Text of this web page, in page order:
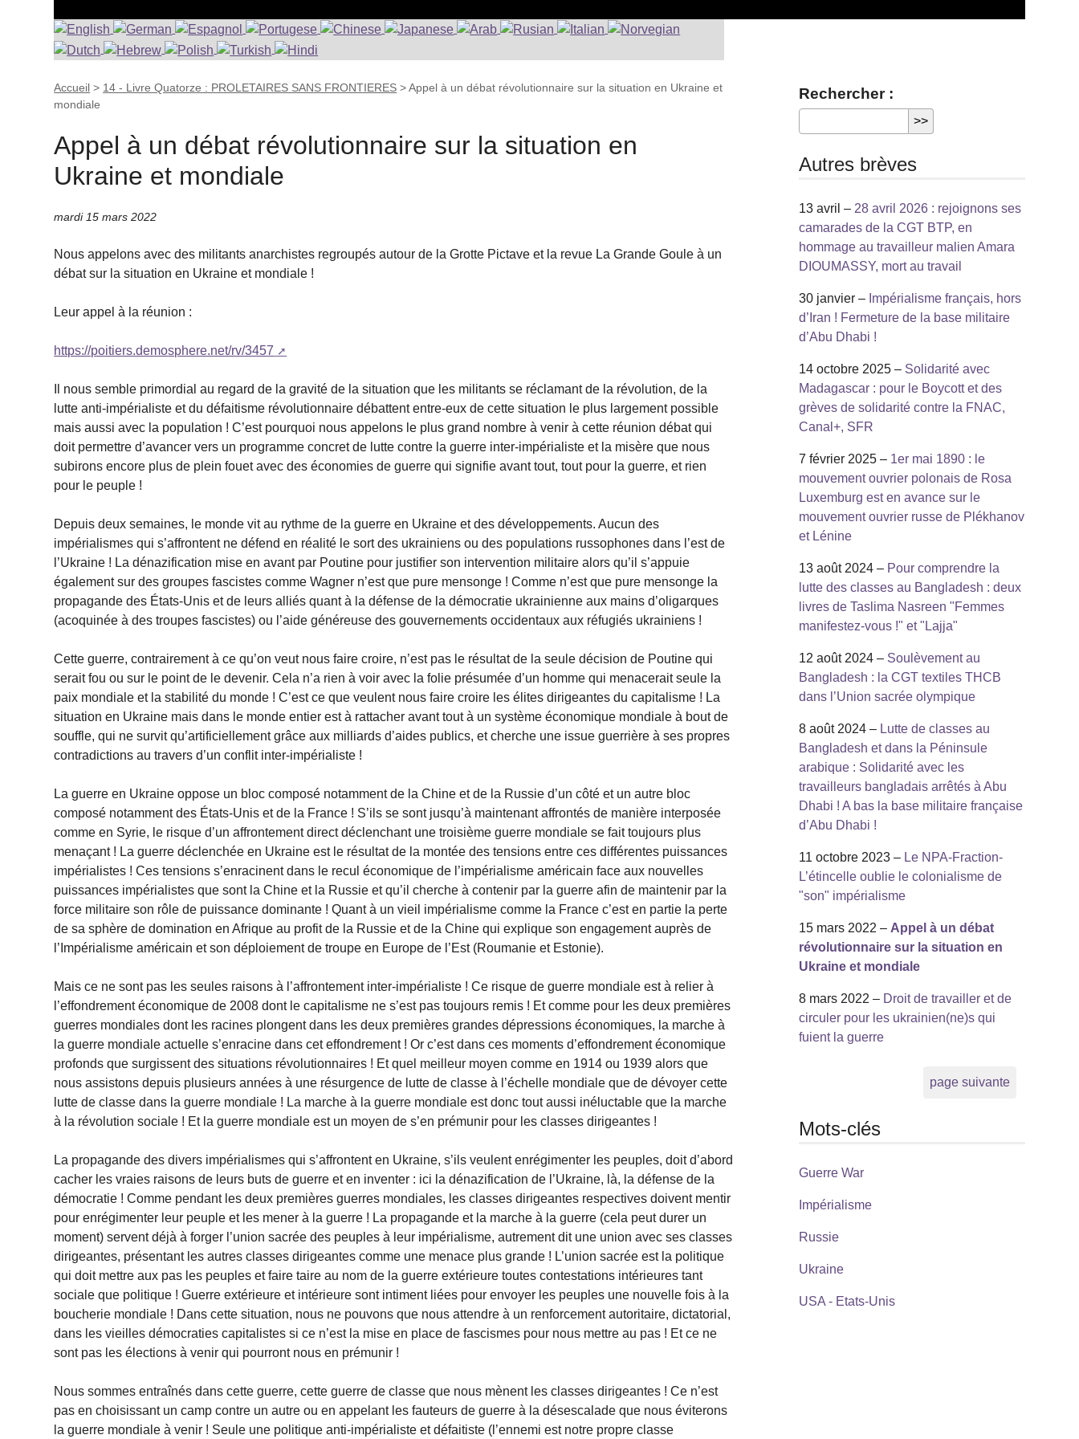
Accueil > 14 - Livre Quatorze : PROLETAIRES SANS FRONTIERES >Appel à un débat révolutionnaire sur la situation en Ukraine et
mondiale
Appel à un débat révolutionnaire sur la situation en
Ukraine et mondiale
mardi 15 mars 2022
Nous appelons avec des militants anarchistes regroupés autour de la Grotte Pictave et la revue La Grande Goule à un
débat sur la situation en Ukraine et mondiale !
Leur appel à la réunion :
https://poitiers.demosphere.net/rv/3457
Il nous semble primordial au regard de la gravité de la situation que les militants se réclamant de la révolution, de la
lutte anti-impérialiste et du défaitisme révolutionnaire débattent entre-eux de cette situation le plus largement possible
mais aussi avec la population ! C’est pourquoi nous appelons le plus grand nombre à venir à cette réunion débat qui
doit permettre d’avancer vers un programme concret de lutte contre la guerre inter-impérialiste et la misère que nous
subirons encore plus de plein fouet avec des économies de guerre qui signifie avant tout, tout pour la guerre, et rien
pour le peuple !
Depuis deux semaines, le monde vit au rythme de la guerre en Ukraine et des développements. Aucun des
impérialismes qui s’affrontent ne défend en réalité le sort des ukrainiens ou des populations russophones dans l’est de
l’Ukraine ! La dénazification mise en avant par Poutine pour justifier son intervention militaire alors qu’il s’appuie
également sur des groupes fascistes comme Wagner n’est que pure mensonge ! Comme n’est que pure mensonge la
propagande des États-Unis et de leurs alliés quant à la défense de la démocratie ukrainienne aux mains d’oligarques
(acoquinée à des troupes fascistes) ou l’aide généreuse des gouvernements occidentaux aux réfugiés ukrainiens !
Cette guerre, contrairement à ce qu’on veut nous faire croire, n’est pas le résultat de la seule décision de Poutine qui
serait fou ou sur le point de le devenir. Cela n’a rien à voir avec la folie présumée d’un homme qui menacerait seule la
paix mondiale et la stabilité du monde ! C’est ce que veulent nous faire croire les élites dirigeantes du capitalisme ! La
situation en Ukraine mais dans le monde entier est à rattacher avant tout à un système économique mondiale à bout de
souffle, qui ne survit qu’artificiellement grâce aux milliards d’aides publics, et cherche une issue guerrière à ses propres
contradictions au travers d’un conflit inter-impérialiste !
La guerre en Ukraine oppose un bloc composé notamment de la Chine et de la Russie d’un côté et un autre bloc
composé notamment des États-Unis et de la France ! S’ils se sont jusqu’à maintenant affrontés de manière interposée
comme en Syrie, le risque d’un affrontement direct déclenchant une troisième guerre mondiale se fait toujours plus
menaçant ! La guerre déclenchée en Ukraine est le résultat de la montée des tensions entre ces différentes puissances
impérialistes ! Ces tensions s’enracinent dans le recul économique de l’impérialisme américain face aux nouvelles
puissances impérialistes que sont la Chine et la Russie et qu’il cherche à contenir par la guerre afin de maintenir par la
force militaire son rôle de puissance dominante ! Quant à un vieil impérialisme comme la France c’est en partie la perte
de sa sphère de domination en Afrique au profit de la Russie et de la Chine qui explique son engagement auprès de
l’Impérialisme américain et son déploiement de troupe en Europe de l’Est (Roumanie et Estonie).
Mais ce ne sont pas les seules raisons à l’affrontement inter-impérialiste ! Ce risque de guerre mondiale est à relier à
l’effondrement économique de 2008 dont le capitalisme ne s’est pas toujours remis ! Et comme pour les deux premières
guerres mondiales dont les racines plongent dans les deux premières grandes dépressions économiques, la marche à
la guerre mondiale actuelle s’enracine dans cet effondrement ! Or c’est dans ces moments d’effondrement économique
profonds que surgissent des situations révolutionnaires ! Et quel meilleur moyen comme en 1914 ou 1939 alors que
nous assistons depuis plusieurs années à une résurgence de lutte de classe à l’échelle mondiale que de dévoyer cette
lutte de classe dans la guerre mondiale ! La marche à la guerre mondiale est donc tout aussi inéluctable que la marche
à la révolution sociale ! Et la guerre mondiale est un moyen de s’en prémunir pour les classes dirigeantes !
La propagande des divers impérialismes qui s’affrontent en Ukraine, s’ils veulent enrégimenter les peuples, doit d’abord
cacher les vraies raisons de leurs buts de guerre et en inventer : ici la dénazification de l’Ukraine, là, la défense de la
démocratie ! Comme pendant les deux premières guerres mondiales, les classes dirigeantes respectives doivent mentir
pour enrégimenter leur peuple et les mener à la guerre ! La propagande et la marche à la guerre (cela peut durer un
moment) servent déjà à forger l’union sacrée des peuples à leur impérialisme, autrement dit une union avec ses classes
dirigeantes, présentant les autres classes dirigeantes comme une menace plus grande ! L’union sacrée est la politique
qui doit mettre aux pas les peuples et faire taire au nom de la guerre extérieure toutes contestations intérieures tant
sociale que politique ! Guerre extérieure et intérieure sont intiment liées pour envoyer les peuples une nouvelle fois à la
boucherie mondiale ! Dans cette situation, nous ne pouvons que nous attendre à un renforcement autoritaire, dictatorial,
dans les vieilles démocraties capitalistes si ce n’est la mise en place de fascismes pour nous mettre au pas ! Et ce ne
sont pas les élections à venir qui pourront nous en prémunir !
Nous sommes entraînés dans cette guerre, cette guerre de classe que nous mènent les classes dirigeantes ! Ce n’est
pas en choisissant un camp contre un autre ou en appelant les fauteurs de guerre à la désescalade que nous éviterons
la guerre mondiale à venir ! Seule une politique anti-impérialiste et défaitiste (l’ennemi est notre propre classe
Rechercher :
Autres brèves
13 avril – 28 avril 2026 : rejoignons ses
camarades de la CGT BTP, en
hommage au travailleur malien Amara
DIOUMASSY, mort au travail
30 janvier – Impérialisme français, hors
d’Iran ! Fermeture de la base militaire
d’Abu Dhabi !
14 octobre 2025 – Solidarité avec
Madagascar : pour le Boycott et des
grèves de solidarité contre la FNAC,
Canal+, SFR
7 février 2025 – 1er mai 1890 : le
mouvement ouvrier polonais de Rosa
Luxemburg est en avance sur le
mouvement ouvrier russe de Plékhanov
et Lénine
13 août 2024 – Pour comprendre la
lutte des classes au Bangladesh : deux
livres de Taslima Nasreen "Femmes
manifestez-vous !" et "Lajja"
12 août 2024 – Soulèvement au
Bangladesh : la CGT textiles THCB
dans l’Union sacrée olympique
8 août 2024 – Lutte de classes au
Bangladesh et dans la Péninsule
arabique : Solidarité avec les
travailleurs bangladais arrêtés à Abu
Dhabi ! A bas la base militaire française
d’Abu Dhabi !
11 octobre 2023 – Le NPA-Fraction-
L’étincelle oublie le colonialisme de
"son" impérialisme
15 mars 2022 – Appel à un débat
révolutionnaire sur la situation en
Ukraine et mondiale
8 mars 2022 – Droit de travailler et de
circuler pour les ukrainien(ne)s qui
fuient la guerre
page suivante
Mots-clés
Guerre War
Impérialisme
Russie
Ukraine
USA - Etats-Unis